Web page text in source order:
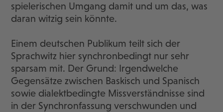
spielerischen Umgang damit und um das, was
daran witzig sein könnte.
Einem deutschen Publikum teilt sich der
Sprachwitz hier synchronbedingt nur sehr
sparsam mit. Der Grund: Irgendwelche
Gegensätze zwischen Baskisch und Spanisch
sowie dialektbedingte Missverständnisse sind
in der Synchronfassung verschwunden und